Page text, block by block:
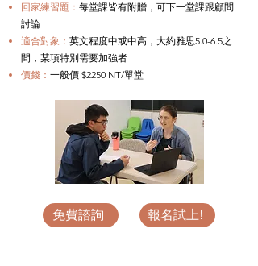
回家練習題： 每堂課皆有附贈，可下一堂課跟顧問
討論
​適合對象： 英文程度中或中高，大約雅思5.0-6.5之
間，某項特別需要加強者
價錢： 一般價 $2250 NT/單堂
免費諮詢 報名試上!